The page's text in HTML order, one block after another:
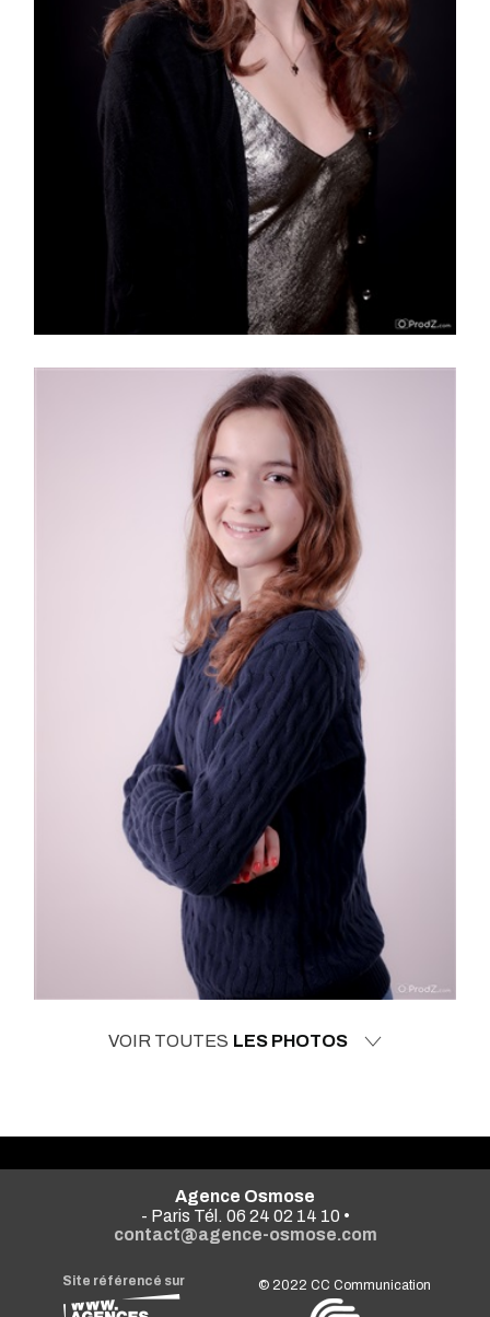
VOIR TOUTES LES PHOTOS
Agence Osmose
- Paris Tél. 06 24 02 14 10 •
contact@agence-osmose.com
Site référencé sur © 2022CC Communication